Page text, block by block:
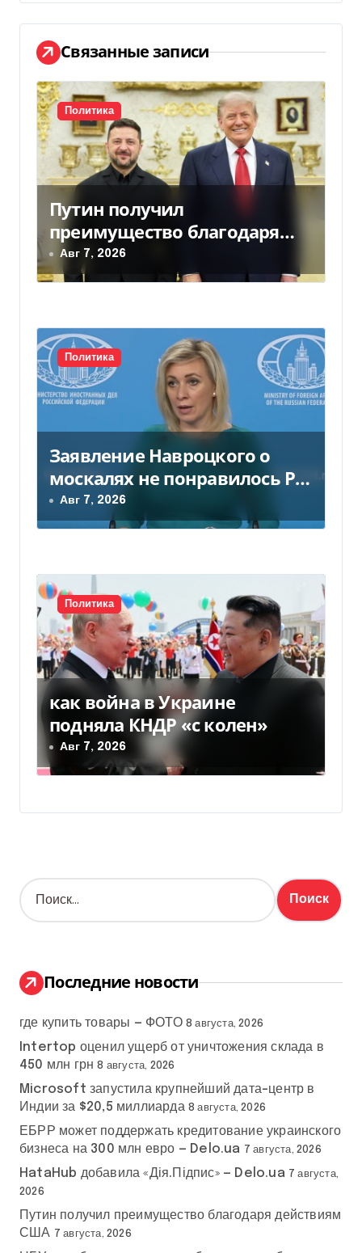
г
а
ц
и
я
п
о
з
а
и
с
я
м
Связанные записи
Политика
Путин получил
преимущество благодаря
действиям США
Авг 7, 2026
Политика
Заявление Навроцкого о
москалях не понравилось РФ
— видео
Авг 7, 2026
Политика
как война в Украине
подняла КНДР «с колен»
Авг 7, 2026
Н
а
:
Последние новости
где купить товары — ФОТО 8 августа, 2026
Intertop оценил ущерб от уничтожения склада в
450 млн грн 8 августа, 2026
Microsoft запустила крупнейший дата-центр в
Индии за $20,5 миллиарда 8 августа, 2026
ЕБРР может поддержать кредитование украинского
бизнеса на 300 млн евро — Delo.ua 7 августа, 2026
HataHub добавила «Дія.Підпис» — Delo.ua 7 августа,
2026
Путин получил преимущество благодаря действиям
США 7 августа, 2026